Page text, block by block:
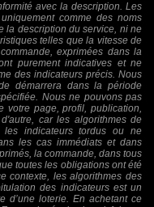
avec la description. Les
comme des noms
la description du service, ni ne
telles que la vitesse de
exprimées dans la
purement indicatives et ne
des indicateurs précis. Nous
démarrera dans la période
Nous ne pouvons pas
votre page, profil, publication,
car les algorithmes de
les indicateurs tordus ou ne
les cas immédiats et dans
la commande, dans tous
toutes les obligations ont été
contexte, les algorithmes des
des indicateurs est un
d’une loterie. En achetant ce